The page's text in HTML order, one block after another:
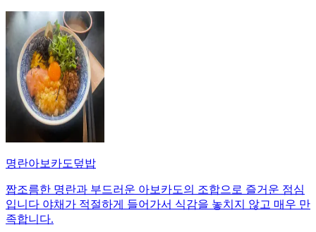
명란아보카도덮밥
짭조름한 명란과 부드러운 아보카도의 조합으로 즐거운 점심
입니다 야채가 적절하게 들어가서 식감을 놓치지 않고 매우 만
족합니다.